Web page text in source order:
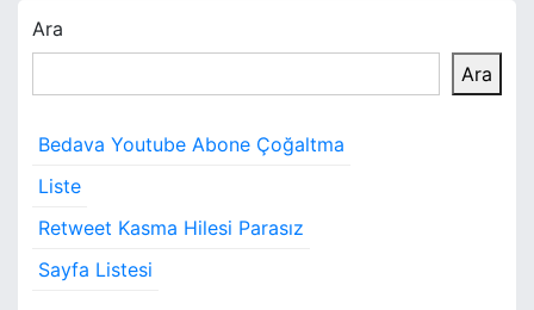
z
ı
g
e
z
i
Ara
Ara
Bedava Youtube Abone Çoğaltma
Liste
Retweet Kasma Hilesi Parasız
Sayfa Listesi